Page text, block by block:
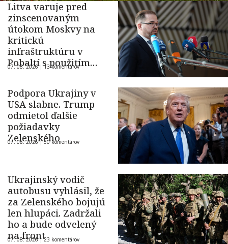
Litva varuje pred
zinscenovaným
útokom Moskvy na
kritickú
infraštruktúru v
Pobaltí s použitím
ukrajinského dronu
07. 08. 2026 |13 komentárov
Podpora Ukrajiny v
USA slabne. Trump
odmietol ďalšie
požiadavky
Zelenského
07. 08. 2026 |50 komentárov
Ukrajinský vodič
autobusu vyhlásil, že
za Zelenského bojujú
len hlupáci. Zadržali
ho a bude odvelený
na front
07. 08. 2026 |23 komentárov